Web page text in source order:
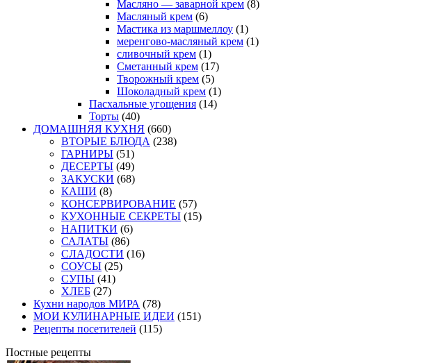
Масляно — заварной крем (8)
Масляный крем (6)
Мастика из маршмеллоу (1)
меренгово-масляный крем (1)
сливочный крем (1)
Сметанный крем (17)
Творожный крем (5)
Шоколадный крем (1)
Пасхальные угощения (14)
Торты (40)
ДОМАШНЯЯ КУХНЯ (660)
ВТОРЫЕ БЛЮДА (238)
ГАРНИРЫ (51)
ДЕСЕРТЫ (49)
ЗАКУСКИ (68)
КАШИ (8)
КОНСЕРВИРОВАНИЕ (57)
КУХОННЫЕ СЕКРЕТЫ (15)
НАПИТКИ (6)
САЛАТЫ (86)
СЛАДОСТИ (16)
СОУСЫ (25)
СУПЫ (41)
ХЛЕБ (27)
Кухни народов МИРА (78)
МОИ КУЛИНАРНЫЕ ИДЕИ (151)
Рецепты посетителей (115)
Постные рецепты